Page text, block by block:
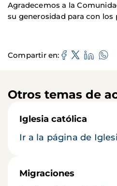
Agradecemos a la
su generosidad para con los
Compartir en
Otros temas de
Iglesia católica
Ir a la página de
Migraciones